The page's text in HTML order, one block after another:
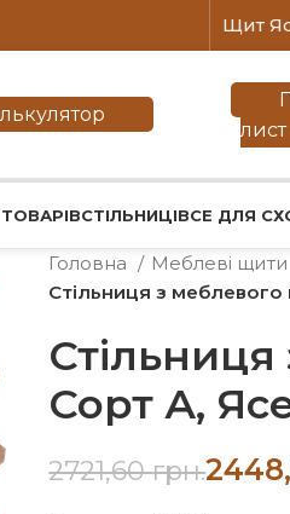
Щит
лист
СТІЛЬНИЦІВСЕ ДЛЯ
Головна
Меблеві щити
Стільниця з
Сорт А,
2721,60грн.